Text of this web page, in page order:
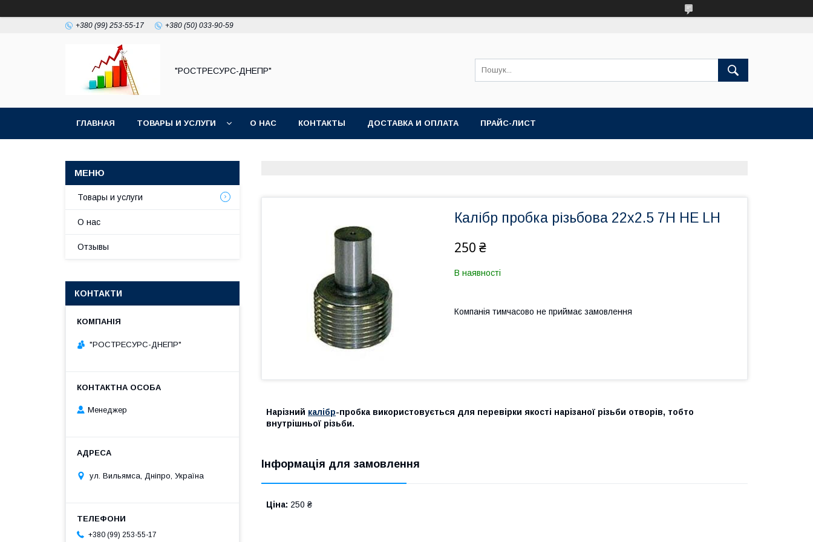
+380 (99) 253-55-17 +380 (50) 033-90-59
"РОСТРЕСУРС-ДНЕПР"
ГЛАВНАЯ ТОВАРЫ И УСЛУГИ О НАС КОНТАКТЫ ДОСТАВКА И ОПЛАТА ПРАЙС-ЛИСТ
Калібр пробка різьбова 22х2.5 7Н НЕ LH
250 ₴
В наявності
Компанія тимчасово не приймає замовлення
Нарізний калібр-пробка використовується для перевірки якості нарізаної різьби отворів, тобто
внутрішньої різьби.
Інформація для замовлення
Ціна: 250 ₴
Товары и услуги
О нас
Отзывы
КОНТАКТИ
"РОСТРЕСУРС-ДНЕПР"
Менеджер
ул. Вильямса, Дніпро, Україна
+380 (99) 253-55-17